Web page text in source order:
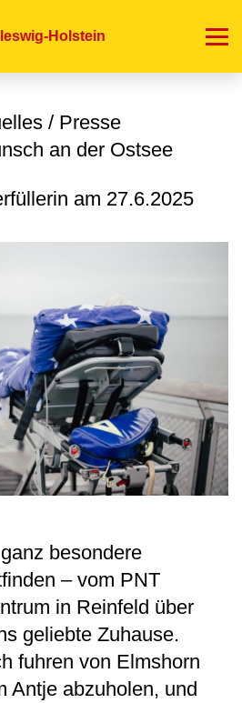
zum
Holstein
/ Presse
an der Ostsee
am 27.6.2025
besondere
– vom PNT
in Reinfeld über
geliebte Zuhause.
fuhren von Elmshorn
Antje abzuholen, und